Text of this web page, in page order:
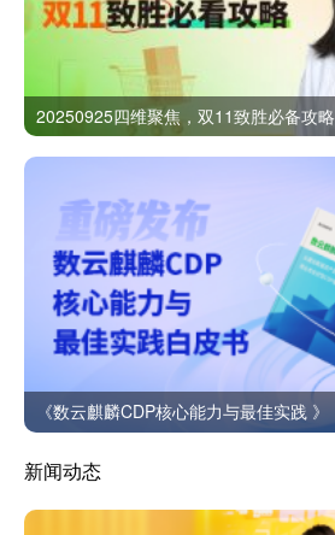
20250925四维聚焦，双11致胜必备攻略
《数云麒麟CDP核心能力与最佳实践 》
新闻动态